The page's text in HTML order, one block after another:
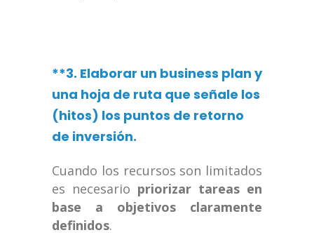
**3. Elaborar un business plan y
una hoja de ruta que señale los
(hitos) los puntos de retorno
de inversión.
Cuando los recursos son limitados
es necesario priorizar tareas en
base a objetivos claramente
definidos.